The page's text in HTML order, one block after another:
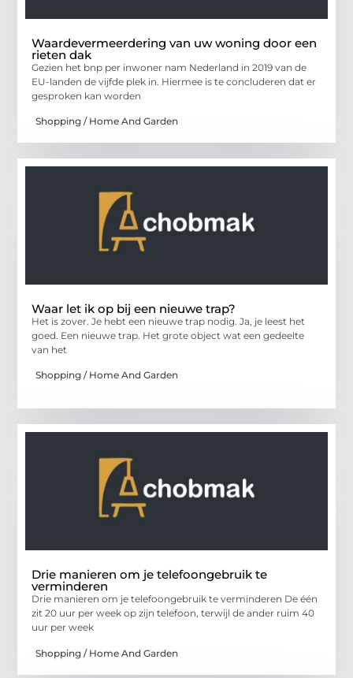
Waardevermeerdering van uw woning door een
rieten dak
Gezien het bnp per inwoner nam Nederland in 2019 van de
EU-landen de vijfde plek in. Hiermee is te concluderen dat er
gesproken kan worden
Shopping / Home And Garden
Waar let ik op bij een nieuwe trap?
Het is zover. Je hebt een nieuwe trap nodig. Ja, je leest het
goed. Een nieuwe trap. Het grote object wat een gedeelte
van het
Shopping / Home And Garden
Drie manieren om je telefoongebruik te
verminderen
Drie manieren om je telefoongebruik te verminderen De één
zit 20 uur per week op zijn telefoon, terwijl de ander ruim 40
uur per week
Shopping / Home And Garden